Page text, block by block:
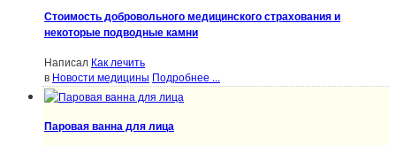
Стоимость добровольного медицинского страхования и
некоторые подводные камни
Написал Как лечить
в Новости медицины Подробнее ...
Паровая ванна для лица